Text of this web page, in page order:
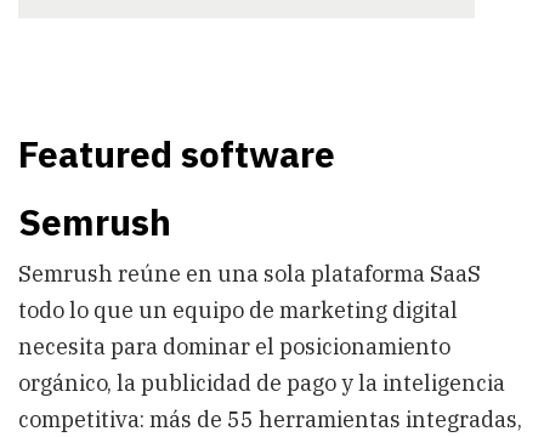
Featured software
Semrush
Semrush reúne en una sola plataforma SaaS
todo lo que un equipo de marketing digital
necesita para dominar el posicionamiento
orgánico, la publicidad de pago y la inteligencia
competitiva: más de 55 herramientas integradas,